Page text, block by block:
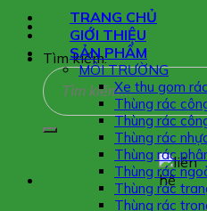
Tìm kiếm:
TRANG CHỦ
GIỚI THIỆU
SẢN PHẨM
MÔI TRƯỜNG
Xe thu gom
Thùng rác
Thùng rác
Thùng rác
Thùng rác
Thùng rác
Thùng rác
Thùng rác